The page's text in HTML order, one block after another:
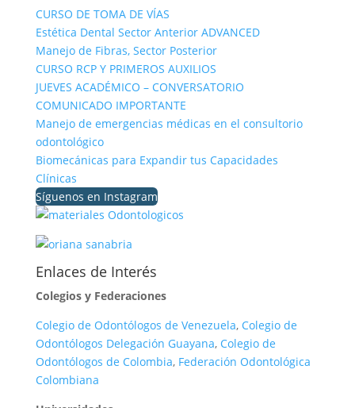
CURSO DE TOMA DE VÍAS
Estética Dental Sector Anterior ADVANCED
Manejo de Fibras, Sector Posterior
CURSO RCP Y PRIMEROS AUXILIOS
JUEVES ACADÉMICO – CONVERSATORIO
COMUNICADO IMPORTANTE
Manejo de emergencias médicas en el consultorio
odontológico
Biomecánicas para Expandir tus Capacidades
Clínicas
Síguenos en Instagram
Enlaces de Interés
Colegios y Federaciones
Colegio de Odontólogos de Venezuela, Colegio de
Odontólogos Delegación Guayana, Colegio de
Odontólogos de Colombia, Federación Odontológica
Colombiana